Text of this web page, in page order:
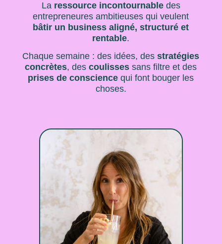
La ressource incontournabledes
entrepreneures ambitieuses qui veulent
bâtir un business aligné, structuré et
rentable.
Chaque semaine : des idées, desstratégies
concrètes, descoulisses sans filtre et des
prises de conscience qui font bouger les
choses.